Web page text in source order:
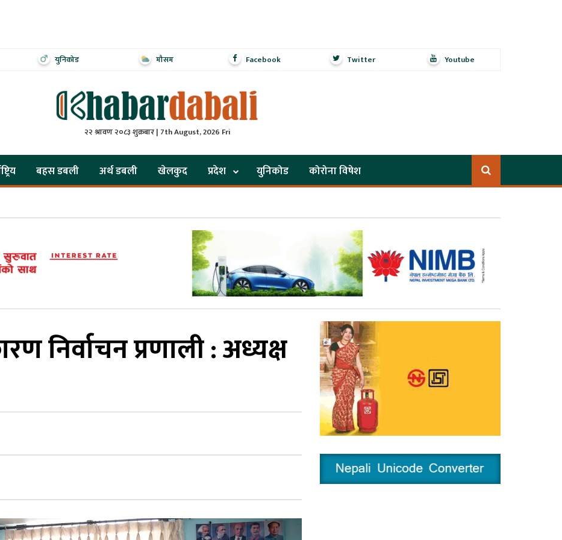
युनिकोड मौसम Facebook Twitter Youtube
२२ श्रावण २०८३ शुक्रबार | 7th August, 2026 Fri
बहस डबली अर्थ डबली खेलकुद प्रदेश युनिकोड कोरोना विषेश
निर्वाचन प्रणाली : अध्यक्ष